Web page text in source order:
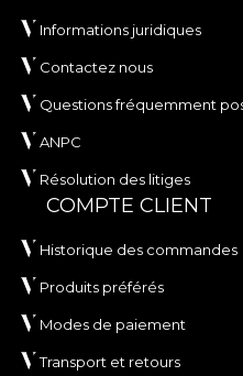
Informations juridiques
Contactez nous
Questions fréquemment
ANPC
Résolution des litiges
COMPTE CLIENT
Historique des commandes
Produits préférés
Modes de paiement
Transport et retours